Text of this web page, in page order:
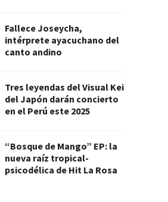
Fallece Joseycha,
intérprete ayacuchano del
canto andino
Tres leyendas del Visual Kei
del Japón darán concierto
en el Perú este 2025
“Bosque de Mango” EP: la
nueva raíz tropical-
psicodélica de Hit La Rosa